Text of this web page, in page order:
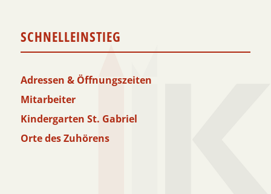
SCHNELLEINSTIEG
Adressen & Öffnungszeiten
Mitarbeiter
Kindergarten St. Gabriel
Orte des Zuhörens